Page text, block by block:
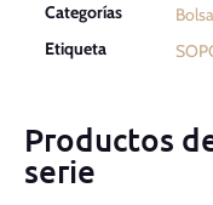
Categorías
Etiqueta
Productos
serie